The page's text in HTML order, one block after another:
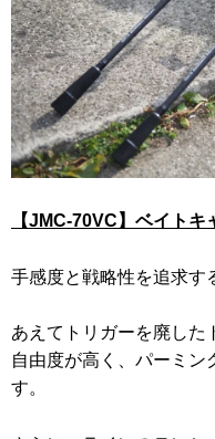
【JMC-70VC】ベイト
手感度と戦略性を追求す
あえてトリガーを廃した
自由度が高く、パーミン
す。